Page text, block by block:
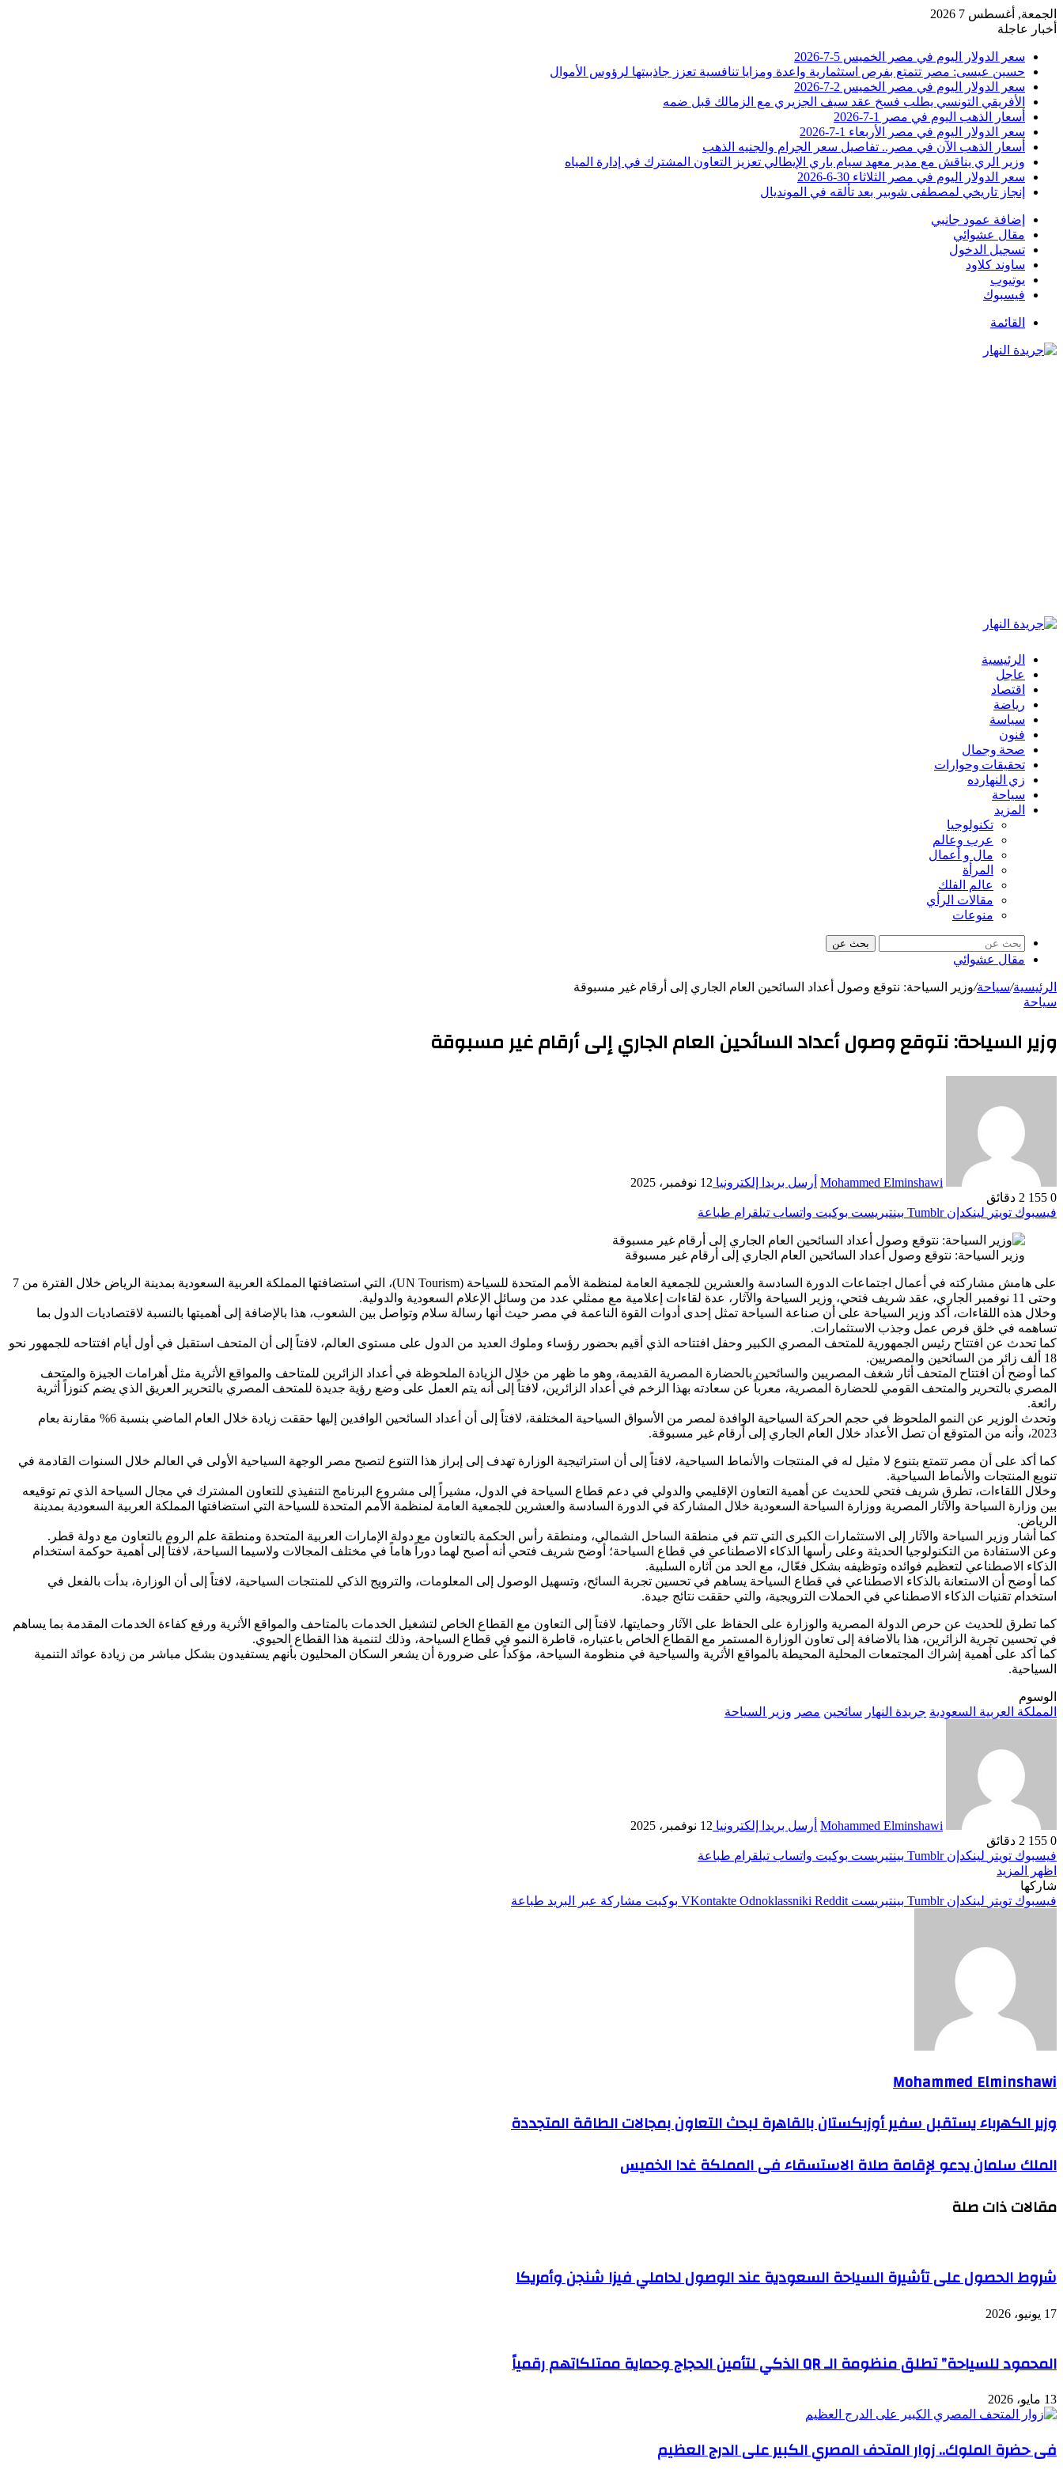
الجمعة, أغسطس 7 2026
أخبار عاجلة
سعر الدولار اليوم في مصر الخميس 5-7-2026
حسين عيسى: مصر تتمتع بفرص استثمارية واعدة ومزايا تنافسية تعزز جاذبيتها لرؤوس الأموال
سعر الدولار اليوم في مصر الخميس 2-7-2026
الأفريقي التونسي يطلب فسخ عقد سيف الجزيري مع الزمالك قبل ضمه
أسعار الذهب اليوم في مصر 1-7-2026
سعر الدولار اليوم في مصر الأربعاء 1-7-2026
أسعار الذهب الآن في مصر.. تفاصيل سعر الجرام والجنيه الذهب
وزير الري يناقش مع مدير معهد سيام باري الإيطالي تعزيز التعاون المشترك في إدارة المياه
سعر الدولار اليوم في مصر الثلاثاء 30-6-2026
إنجاز تاريخي لمصطفى شوبير بعد تألقه في المونديال
إضافة عمود جانبي
مقال عشوائي
تسجيل الدخول
ساوند كلاود
يوتيوب
فيسبوك
القائمة
الرئيسية
عاجل
اقتصاد
رياضة
سياسة
فنون
صحة وجمال
تحقيقات وحوارات
زي النهارده
سياحة
المزيد
تكنولوجيا
عرب وعالم
مال و أعمال
المرأة
عالم الفلك
مقالات الرأي
منوعات
بحث عن
مقال عشوائي
الرئيسية/سياحة/وزير السياحة: نتوقع وصول أعداد السائحين العام الجاري إلى أرقام غير مسبوقة
سياحة
وزير السياحة: نتوقع وصول أعداد السائحين العام الجاري إلى أرقام غير مسبوقة
Mohammed Elminshawi أرسل بريدا إلكترونيا 12 نوفمبر، 2025
0
2 دقائق
فيسبوك تويتر لينكدإن بينتيريست بوكيت واتساب تيلقرام طباعة
وزير السياحة: نتوقع وصول أعداد السائحين العام الجاري إلى أرقام غير مسبوقة
على هامش مشاركته في أعمال اجتماعات الدورة السادسة والعشرين للجمعية العامة لمنظمة الأمم المتحدة للسياحة (UN Tourism)، التي استضافتها المملكة العربية السعودية بمدينة الرياض خلال الفترة من 7
وحتى 11 نوفمبر الجاري، عقد شريف فتحي، وزير السياحة والآثار، عدة لقاءات إعلامية مع ممثلي عدد من وسائل الإعلام السعودية والدولية.
وخلال هذه اللقاءات، أكد وزير السياحة على أن صناعة السياحة تمثل إحدى أدوات القوة الناعمة في مصر حيث أنها رسالة سلام وتواصل بين الشعوب، هذا بالإضافة إلى أهميتها بالنسبة لاقتصاديات الدول بما
تساهمه في خلق فرص عمل وجذب الاستثمارات.
كما تحدث عن افتتاح رئيس الجمهورية للمتحف المصري الكبير وحفل افتتاحه الذي أقيم بحضور رؤساء وملوك العديد من الدول على مستوى العالم، لافتاً إلى أن المتحف استقبل في أول أيام افتتاحه للجمهور نحو
18 ألف زائر من السائحين والمصريين.
كما أوضح أن افتتاح المتحف أثار شغف المصريين والسائحين بالحضارة المصرية القديمة، وهو ما ظهر من خلال الزيادة الملحوظة في أعداد الزائرين للمتاحف والمواقع الأثرية مثل أهرامات الجيزة والمتحف
المصري بالتحرير والمتحف القومي للحضارة المصرية، معرباً عن سعادته بهذا الزخم في أعداد الزائرين، لافتاً إلى أنه يتم العمل على وضع رؤية جديدة للمتحف المصري بالتحرير العريق الذي يضم كنوزاً أثرية
رائعة.
وتحدث الوزير عن النمو الملحوظ في حجم الحركة السياحية الوافدة لمصر من الأسواق السياحية المختلفة، لافتاً إلى أن أعداد السائحين الوافدين إليها حققت زيادة خلال العام الماضي بنسبة 6% مقارنة بعام
2023، وأنه من المتوقع أن تصل الأعداد خلال العام الجاري إلى أرقام غير مسبوقة.
كما أكد على أن مصر تتمتع بتنوع لا مثيل له في المنتجات والأنماط السياحية، لافتاً إلى أن استراتيجية الوزارة تهدف إلى إبراز هذا التنوع لتصبح مصر الوجهة السياحية الأولى في العالم خلال السنوات القادمة في
تنويع المنتجات والأنماط السياحية.
وخلال اللقاءات، تطرق شريف فتحي للحديث عن أهمية التعاون الإقليمي والدولي في دعم قطاع السياحة في الدول، مشيراً إلى مشروع البرنامج التنفيذي للتعاون المشترك في مجال السياحة الذي تم توقيعه
بين وزارة السياحة والآثار المصرية ووزارة السياحة السعودية خلال المشاركة في الدورة السادسة والعشرين للجمعية العامة لمنظمة الأمم المتحدة للسياحة التي استضافتها المملكة العربية السعودية بمدينة
الرياض.
كما أشار وزير السياحة والآثار إلى الاستثمارات الكبرى التي تتم في منطقة الساحل الشمالي، ومنطقة رأس الحكمة بالتعاون مع دولة الإمارات العربية المتحدة ومنطقة علم الروم بالتعاون مع دولة قطر.
وعن الاستفادة من التكنولوجيا الحديثة وعلى رأسها الذكاء الاصطناعي في قطاع السياحة؛ أوضح شريف فتحي أنه أصبح لهما دوراً هاماً في مختلف المجالات ولاسيما السياحة، لافتاً إلى أهمية حوكمة استخدام
الذكاء الاصطناعي لتعظيم فوائده وتوظيفه بشكل فعّال، مع الحد من آثاره السلبية.
كما أوضح أن الاستعانة بالذكاء الاصطناعي في قطاع السياحة يساهم في تحسين تجربة السائح، وتسهيل الوصول إلى المعلومات، والترويج الذكي للمنتجات السياحية، لافتاً إلى أن الوزارة، بدأت بالفعل في
استخدام تقنيات الذكاء الاصطناعي في الحملات الترويجية، والتي حققت نتائج جيدة.
كما تطرق للحديث عن حرص الدولة المصرية والوزارة على الحفاظ على الآثار وحمايتها، لافتاً إلى التعاون مع القطاع الخاص لتشغيل الخدمات بالمتاحف والمواقع الأثرية ورفع كفاءة الخدمات المقدمة بما يساهم
في تحسين تجرية الزائرين، هذا بالاضافة إلى تعاون الوزارة المستمر مع القطاع الخاص باعتباره، قاطرة النمو في قطاع السياحة، وذلك لتنمية هذا القطاع الحيوي.
كما أكد على أهمية إشراك المجتمعات المحلية المحيطة بالمواقع الأثرية والسياحية في منظومة السياحة، مؤكداً على ضرورة أن يشعر السكان المحليون بأنهم يستفيدون بشكل مباشر من زيادة عوائد التنمية
السياحية.
الوسوم
المملكة العربية السعودية جريدة النهار سائحين مصر وزير السياحة
Mohammed Elminshawi أرسل بريدا إلكترونيا 12 نوفمبر، 2025
0
2 دقائق
فيسبوك تويتر لينكدإن بينتيريست بوكيت واتساب تيلقرام طباعة
اظهر المزيد
شاركها
فيسبوك تويتر لينكدإن بينتيريست Odnoklassniki بوكيت مشاركة عبر البريد طباعة
Mohammed Elminshawi
وزير الكهرباء يستقبل سفير أوزبكستان بالقاهرة لبحث التعاون بمجالات الطاقة المتجددة
الملك سلمان يدعو لإقامة صلاة الاستسقاء فى المملكة غدا الخميس
مقالات ذات صلة
شروط الحصول على تأشيرة السياحة السعودية عند الوصول لحاملي فيزا شنجن وأمريكا
17 يونيو، 2026
المحمود للسياحة” تطلق منظومة الـ QR الذكي لتأمين الحجاج وحماية ممتلكاتهم رقمياً
13 مايو، 2026
فى حضرة الملوك.. زوار المتحف المصري الكبير على الدرج العظيم